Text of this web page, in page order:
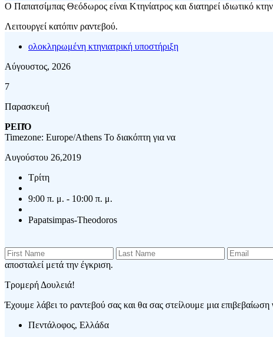
Ο Παπατσίμπας Θεόδωρος είναι Κτηνίατρος και διατηρεί ιδιωτικό
Λειτουργεί κατόπιν ραντεβού.
ολοκληρωμένη κτηνιατρική υποστήριξη
Αύγουστος, 2026
7
Παρασκευή
ΡΕΠΌ
Timezone: Europe/Athens Το διακόπτη για να
Αυγούστου 26,2019
Τρίτη
9:00 π. μ. - 10:00 π. μ.
Papatsimpas-Theodoros
αποσταλεί μετά την έγκριση.
Τρομερή Δουλειά!
Έχουμε λάβει το ραντεβού σας και θα σας στείλουμε μια
Πεντάλοφος, Ελλάδα